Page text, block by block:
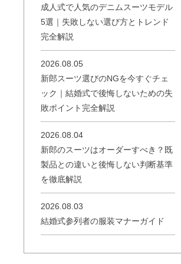
成人式で人気のデニムスーツモデル
5選｜失敗しない選び方とトレンド
完全解説
2026.08.05
新郎スーツ選びのNGを今すぐチェ
ック｜結婚式で後悔しないための失
敗ポイント完全解説
2026.08.04
新郎のスーツはオーダーすべき？既
製品との違いと後悔しない判断基準
を徹底解説
2026.08.03
結婚式参列者の服装マナーガイド